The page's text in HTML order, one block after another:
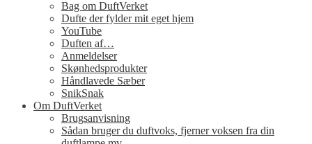
Bag om DuftVerket
Dufte der fylder mit eget hjem
YouTube
Duften af…
Anmeldelser
Skønhedsprodukter
Håndlavede Sæber
SnikSnak
Om DuftVerket
Brugsanvisning
Sådan bruger du duftvoks, fjerner voksen fra din